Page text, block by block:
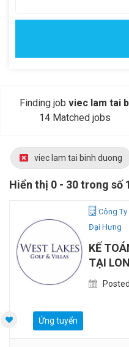
Finding job viec lam tai
14 Matched jobs
viec lam tai binh duong
Hiển thị 0 - 30 trong số
Công Ty
Đại Hưng
KẾ
TẠI
Ứng tuyển